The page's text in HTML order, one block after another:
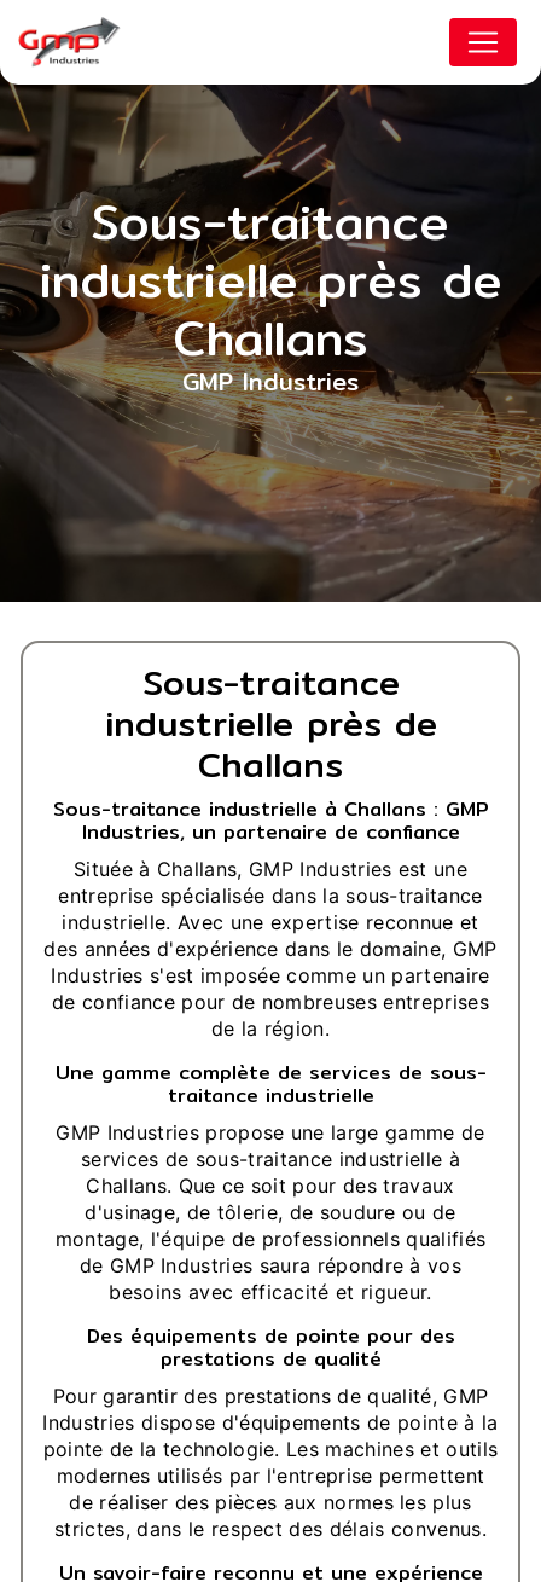
Sous-traitance
industrielle près de
Challans
GMP Industries
Sous-traitance
industrielle près de
Challans
Sous-traitance industrielle à Challans : GMP
Industries, un partenaire de confiance
Située à Challans, GMP Industries est une
entreprise spécialisée dans la sous-traitance
industrielle. Avec une expertise reconnue et
des années d'expérience dans le domaine, GMP
Industries s'est imposée comme un partenaire
de confiance pour de nombreuses entreprises
de la région.
Une gamme complète de services de sous-
traitance industrielle
GMP Industries propose une large gamme de
services de sous-traitance industrielle à
Challans. Que ce soit pour des travaux
d'usinage, de tôlerie, de soudure ou de
montage, l'équipe de professionnels qualifiés
de GMP Industries saura répondre à vos
besoins avec efficacité et rigueur.
Des équipements de pointe pour des
prestations de qualité
Pour garantir des prestations de qualité, GMP
Industries dispose d'équipements de pointe à la
pointe de la technologie. Les machines et outils
modernes utilisés par l'entreprise permettent
de réaliser des pièces aux normes les plus
strictes, dans le respect des délais convenus.
Un savoir-faire reconnu et une expérience
Panneau de gestion des cookies